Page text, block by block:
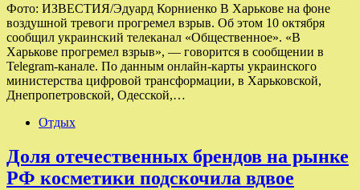
Фото: ИЗВЕСТИЯ/Эдуард Корниенко В Харькове на фоне
воздушной тревоги прогремел взрыв. Об этом 10 октября
сообщил украинский телеканал «Общественное». «В
Харькове прогремел взрыв», — говорится в сообщении в
Telegram-канале. По данным онлайн-карты украинского
министерства цифровой трансформации, в Харьковской,
Днепропетровской, Одесской,…
Отдых
Доля отечественных брендов на рынке
РФ косметики подскочила вдвое